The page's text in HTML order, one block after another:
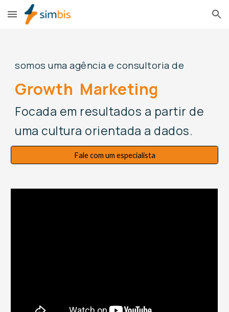
Skip to main content Skip to navigation
somos uma agência e consultoria de
Growth Marketing
Focada em resultados a partir de
uma cultura orientada a dados.
Fale com um especialista